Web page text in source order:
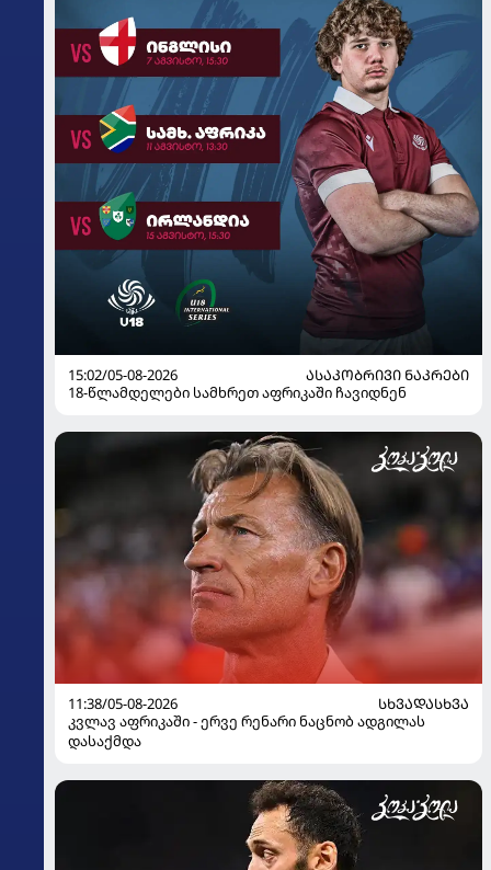
15:02/05-08-2026
ᲐᲡᲐᲙᲝᲑᲠᲘᲕᲘ ᲜᲐᲙᲠᲔᲑᲘ
18-წლამდელები სამხრეთ აფრიკაში ჩავიდნენ
11:38/05-08-2026
ᲡᲮᲕᲐᲓᲐᲡᲮᲕᲐ
კვლავ აფრიკაში - ერვე რენარი ნაცნობ ადგილას
დასაქმდა